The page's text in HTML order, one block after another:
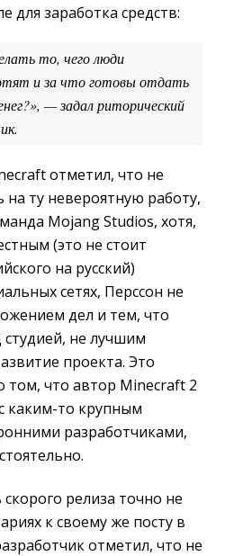
для заработка средств:
то, чего люди
и за что готовы отдать
— задал риторический
отметил, что не
на ту невероятную работу,
Mojang Studios, хотя,
(это не стоит
на русский)
сетях, Перссон не
дел и тем, что
не лучшим
проекта. Это
том, что автор Minecraft 2
каким-то крупным
разработчиками,
релиза точно не
к своему же посту в
отметил, что не